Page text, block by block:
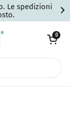
Le spedizioni
Apri carrello
0